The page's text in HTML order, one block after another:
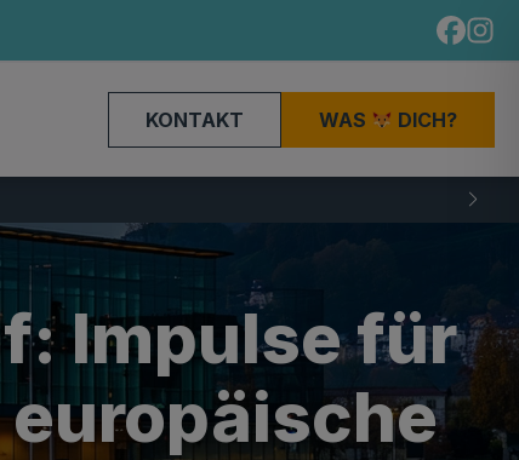
KONTAKT WAS DICH?
Impulse für